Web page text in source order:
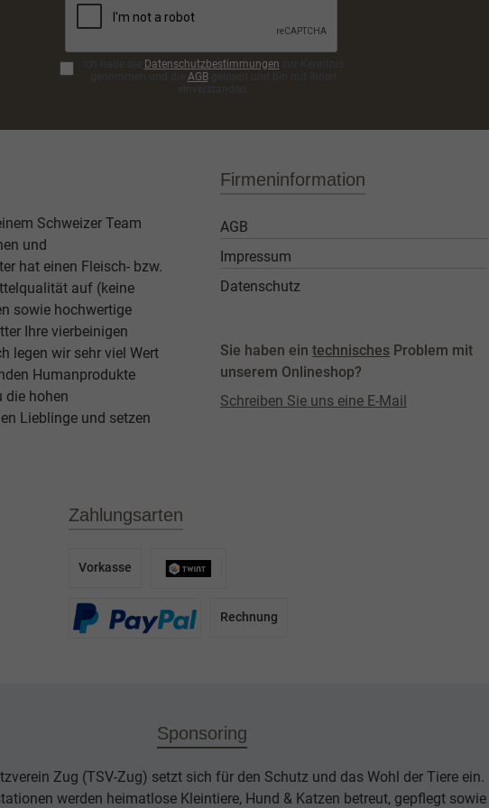
Datenschutzbestimmungen
AGBgelesen und bin mit ihnen
Schweizer Team
und
hat einen Fleisch- bzw.
auf (keine
sowie hochwertige
Ihre vierbeinigen
legen wir sehr viel Wert
Humanprodukte
die hohen
Lieblinge und setzen
Firmeninformation
AGB
Impressum
Datenschutz
Sie haben ein technisches Problem mit
unserem Onlineshop?
Schreiben Sie uns eine E-Mail
Zahlungsarten
Vorkasse
Rechnung
Sponsoring
Zug (TSV-Zug) setzt sich für den Schutz und das Wohl der Tiere ein.
werden heimatlose Kleintiere, Hund & Katzen betreut, gepflegt sowie